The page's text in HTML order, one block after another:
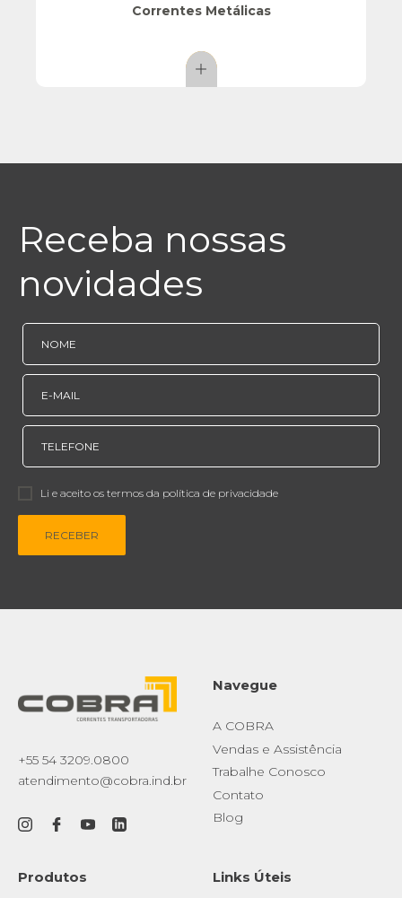
Correntes Metálicas
Receba nossas
novidades
Li e aceito os termos da política de privacidade
RECEBER
+55 54 3209.0800
atendimento@cobra.ind.br
Navegue
A COBRA
Vendas e Assistência
Trabalhe Conosco
Contato
Blog
Produtos Links Úteis